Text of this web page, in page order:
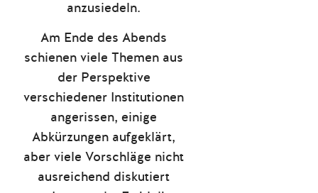
anzusiedeln.
Am Ende des Abends
schienen viele Themen aus
der Perspektive
verschiedener Institutionen
angerissen, einige
Abkürzungen aufgeklärt,
aber viele Vorschläge nicht
ausreichend diskutiert